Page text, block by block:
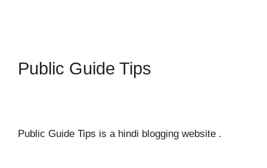
Public Guide Tips
Public Guide Tips is a hindi blogging website .